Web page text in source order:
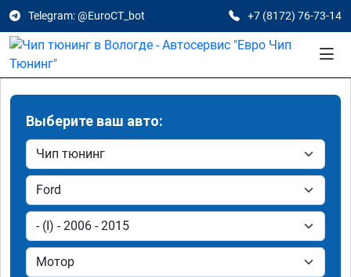
Telegram: @EuroCT_bot +7 (8172) 76-73-14
Выберите ваш авто: